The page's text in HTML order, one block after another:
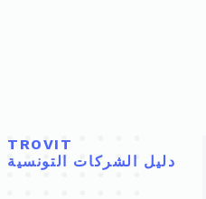
TROVIT
دليل الشركات التونسية